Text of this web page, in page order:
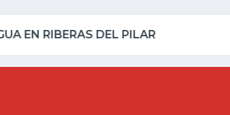
AL VIRREY NO LE IMPORTA